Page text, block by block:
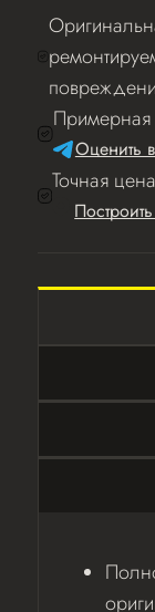
Оценить
Точная